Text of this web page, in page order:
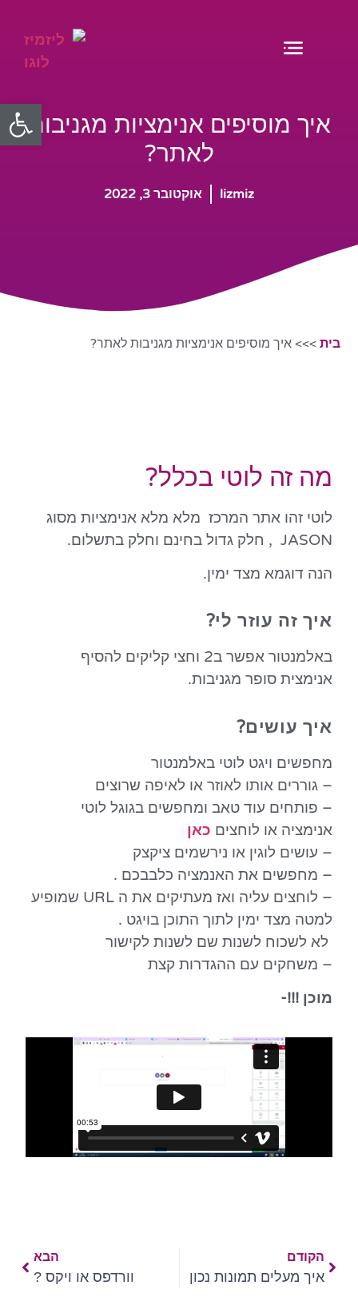
איך מוסיפים אנימציות מגניבות
לאתר?
lizmiz אוקטובר 3, 2022
בית >>>איך מוסיפים אנימציות מגניבות לאתר?
מה זה לוטי בכלל?
לוטי זהו אתר המרכז מלא מלא אנימציות מסוג
JASON , חלק גדול בחינם וחלק בתשלום.
הנה דוגמא מצד ימין.
איך זה עוזר לי?
באלמנטור אפשר ב2 וחצי קליקים להסיף
אנימצית סופר מגניבות.
איך עושים?
מחפשים ויגט לוטי באלמנטור
– גוררים אותו לאוזר או לאיפה שרוצים
– פותחים עוד טאב ומחפשים בגוגל לוטי
אנימציה או לוחצים כאן
– עושים לוגין או נירשמים ציקצק
– מחפשים את האנמציה כלבבכם .
– לוחצים עליה ואז מעתיקים את ה URL שמופיע
למטה מצד ימין לתוך התוכן בויגט .
לא לשכוח לשנות שם לשנות לקישור
– משחקים עם ההגדרות קצת
מוכן !!!-
הקודם
איך מעלים תמונות נכון
הבא
וורדפס או ויקס ?